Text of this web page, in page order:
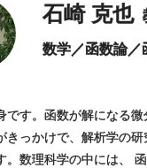
石崎 克也
数学／函数論／
です。函数が解になる
きっかけで、解析学の
。数理科学の中には、